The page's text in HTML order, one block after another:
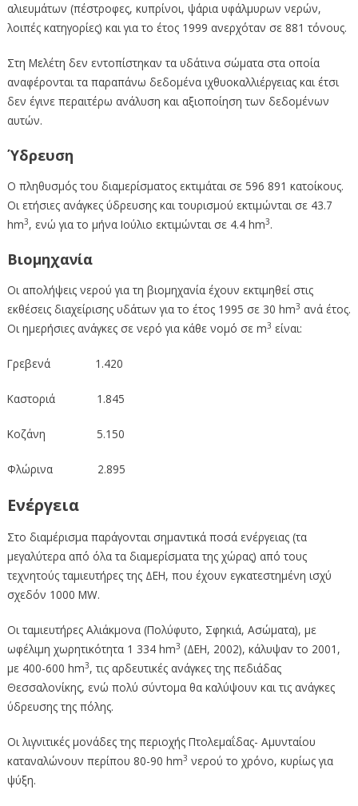
αλιευμάτων (πέστροφες, κυπρίνοι, ψάρια υφάλμυρων νερών,
λοιπές κατηγορίες) και για το έτος 1999 ανερχόταν σε 881 τόνους.
Στη Μελέτη δεν εντοπίστηκαν τα υδάτινα σώματα στα οποία
αναφέρονται τα παραπάνω δεδομένα ιχθυοκαλλιέργειας και έτσι
δεν έγινε περαιτέρω ανάλυση και αξιοποίηση των δεδομένων
αυτών.
Ύδρευση
Ο πληθυσμός του διαμερίσματος εκτιμάται σε 596 891 κατοίκους.
Οι ετήσιες ανάγκες ύδρευσης και τουρισμού εκτιμώνται σε 43.7
hm3, ενώ για το μήνα Ιούλιο εκτιμώνται σε 4.4 hm3.
Βιομηχανία
Οι απολήψεις νερού για τη βιομηχανία έχουν εκτιμηθεί στις
εκθέσεις διαχείρισης υδάτων για το έτος 1995 σε 30 hm3 ανά έτος.
Οι ημερήσιες ανάγκες σε νερό για κάθε νομό σε m3 είναι:
Γρεβενά 1.420
Καστοριά 1.845
Κοζάνη 5.150
Φλώρινα 2.895
Ενέργεια
Στο διαμέρισμα παράγονται σημαντικά ποσά ενέργειας (τα
μεγαλύτερα από όλα τα διαμερίσματα της χώρας) από τους
τεχνητούς ταμιευτήρες της ΔΕΗ, που έχουν εγκατεστημένη ισχύ
σχεδόν 1000 MW.
Οι ταμιευτήρες Αλιάκμονα (Πολύφυτο, Σφηκιά, Ασώματα), με
ωφέλιμη χωρητικότητα 1 334 hm3 (ΔΕΗ, 2002), κάλυψαν το 2001,
με 400-600 hm3, τις αρδευτικές ανάγκες της πεδιάδας
Θεσσαλονίκης, ενώ πολύ σύντομα θα καλύψουν και τις ανάγκες
ύδρευσης της πόλης.
Οι λιγνιτικές μονάδες της περιοχής Πτολεμαΐδας- Αμυνταίου
καταναλώνουν περίπου 80-90 hm3 νερού το χρόνο, κυρίως για
ψύξη.